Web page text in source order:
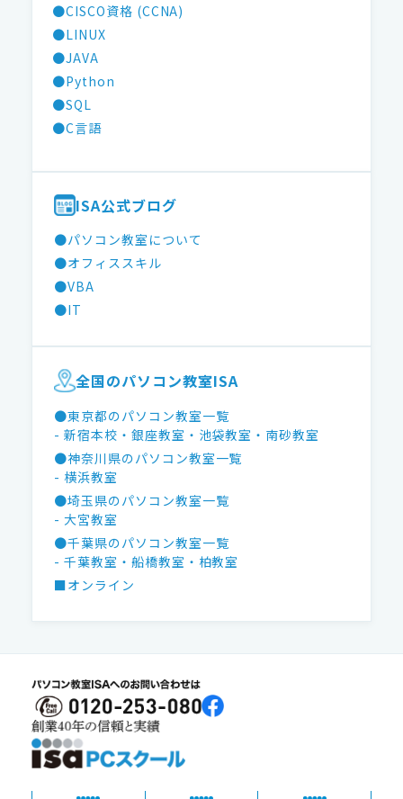
●CISCO資格 (CCNA)
●LINUX
●JAVA
●Python
●SQL
●C言語
ISA公式ブログ
●パソコン教室について
●オフィススキル
●VBA
●IT
全国のパソコン教室ISA
●東京都のパソコン教室一覧
- 新宿本校 ・銀座教室 ・池袋教室 ・南砂教室
●神奈川県のパソコン教室一覧
- 横浜教室
●埼玉県のパソコン教室一覧
- 大宮教室
●千葉県のパソコン教室一覧
- 千葉教室 ・船橋教室 ・柏教室
■オンライン